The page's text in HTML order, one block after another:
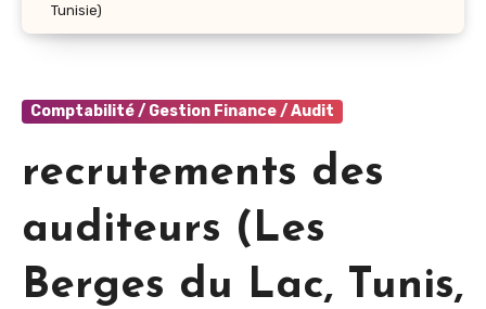
Tunisie)
Comptabilité / Gestion Finance / Audit
recrutements des
auditeurs (Les
Berges du Lac, Tunis,